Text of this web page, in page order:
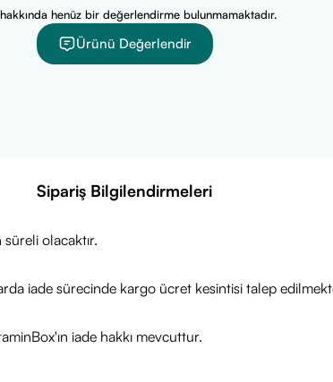
iktiyozis şikayeti olanlar
henüz bir değerlendirme bulunmamaktadır.
Ürünü Değerlendir
Sipariş Bilgilendirmeleri
olacaktır.
iade sürecinde kargo ücret kesintisi talep
iade hakkı mevcuttur.